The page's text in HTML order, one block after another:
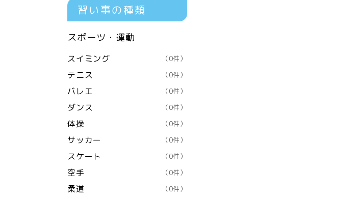
習い事の種類
スポーツ・運動
スイミング （0件）
テニス （0件）
バレエ （0件）
ダンス （0件）
体操 （0件）
サッカー （0件）
スケート （0件）
空手 （0件）
柔道 （0件）